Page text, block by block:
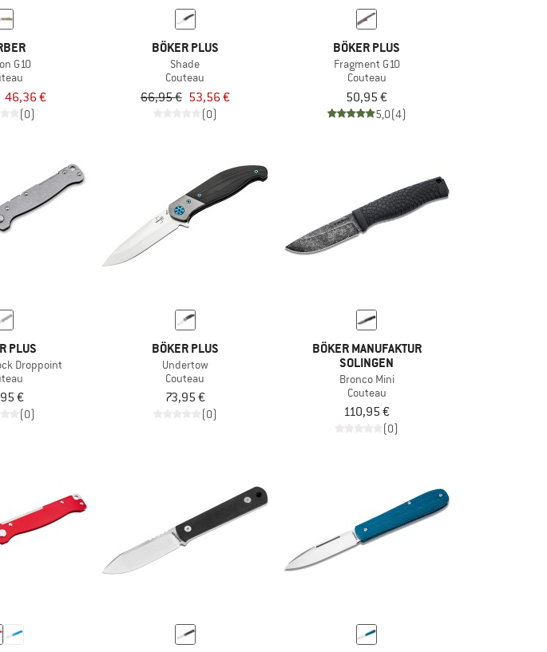
G10
46,36 €
(0)
BÖKER PLUS
Shade
Couteau
66,95 € 53,56 €
(0)
BÖKER PLUS
Fragment G10
Couteau
50,95 €
5,0(4)
PLUS
Droppoint
€
(0)
BÖKER PLUS
Undertow
Couteau
73,95 €
(0)
BÖKER MANUFAKTUR
SOLINGEN
Bronco Mini
Couteau
110,95 €
(0)